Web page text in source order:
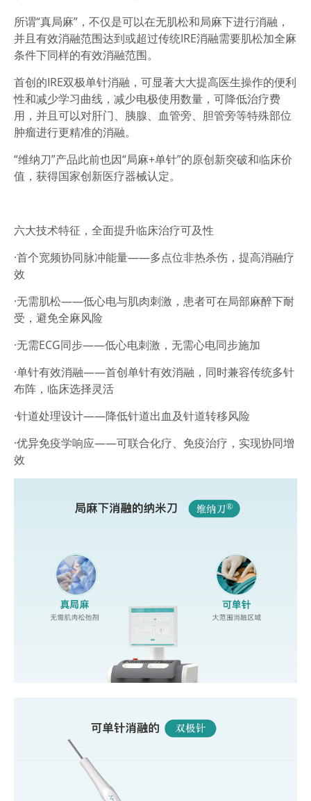
所谓“真局麻”，不仅是可以在无肌松和局麻下进行消融，
并且有效消融范围达到或超过传统IRE消融需要肌松加全麻
条件下同样的有效消融范围。
首创的IRE双极单针消融，可显著大大提高医生操作的便利
性和减少学习曲线，减少电极使用数量，可降低治疗费
用，并且可以对肝门、胰腺、血管旁、胆管旁等特殊部位
肿瘤进行更精准的消融。
“维纳刀”产品此前也因“局麻+单针”的原创新突破和临床价
值，获得国家创新医疗器械认定。
六大技术特征，全面提升临床治疗可及性
·首个宽频协同脉冲能量——多点位非热杀伤，提高消融疗
效
·无需肌松——低心电与肌肉刺激，患者可在局部麻醉下耐
受，避免全麻风险
·无需ECG同步——低心电刺激，无需心电同步施加
·单针有效消融——首创单针有效消融，同时兼容传统多针
布阵，临床选择灵活
·针道处理设计——降低针道出血及针道转移风险
·优异免疫学响应——可联合化疗、免疫治疗，实现协同增
效